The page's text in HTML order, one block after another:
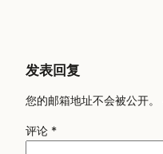
发表回复
您的邮箱地址不会被公开。
评论 *